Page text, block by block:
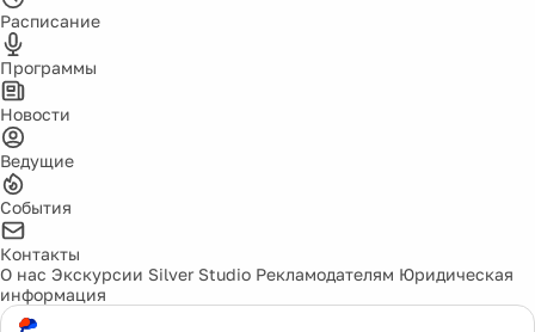
Расписание
Программы
Новости
Ведущие
События
Контакты
О нас Экскурсии Silver Studio Рекламодателям Юридическая
информация